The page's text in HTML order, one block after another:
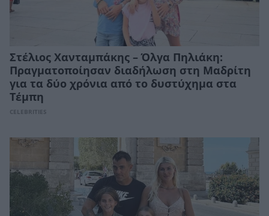
Στέλιος Χανταμπάκης – Όλγα Πηλιάκη:
Πραγματοποίησαν διαδήλωση στη Μαδρίτη
για τα δύο χρόνια από το δυστύχημα στα
Τέμπη
CELEBRITIES